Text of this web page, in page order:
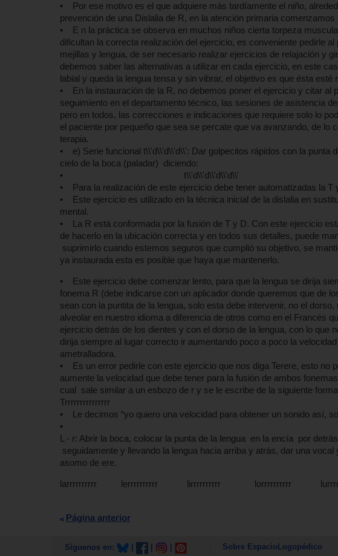
• Por ese motivo es el que adquiere más tardíamente el niño,
prevención de una Dislalia de R, en la atención primaria
• E n la práctica se observa en muchos niños cierta torpeza
dificultan la correcta realización del ejercicio, es conveniente pedirle
mejillas y lengua, de ser necesario realizar ejercicios de relajación y
debemos saber las alternativas a utilizar en cada ejercicio, en este
labial y queda la lengua tensa y sin vibrar, el objetivo es que ésta
• En la instauración de la R, no debemos poner el ejercicio y citar al
seguimiento en el departamento técnico, las sesiones de asistencia
pero en todos, las correcciones e indicaciones que requiere solo lo
el paciente por pequeño que sea se percate que va avanzando, de lo
terapia.
• e) Serie funcional t\\'d\\'d\\'d\\': Dar golpecitos rápidos con la punta
cielo de la boca (paladar) diciendo:
• t\\'d\\'d\\'d\\'d\\'
• Para la realización de este ejercicio debe tener automatizadas la T
• Este ejercicio es utilizado en la técnica inicial de la dislalia en
mental.
• La R está conformada por la fusión de T y D. Con este ejercicio
de hacerlo en la ubicación correcta y en todos sus detalles, puede
suprimirlo cuando estemos seguros que cumplió su objetivo, se
ya instaurada esta es posible que haya que mantenerlo.
• Este ejercicio debe comenzar lento, para que la lengua se dirija
fonema R (debe indicarse con un aplicador donde queremos que de
sean con la puntita de la lengua, solo esta debe intervenir, no el
alveolar en nuestro idioma a diferencia de otros como en el Francés
ejercicio detrás de los dientes y con el dorso de la lengua, con lo que
dirija siempre al lugar correcto ir aumentando poco a poco la
ametralladora.
• Es un error pedirle con este ejercicio que nos diga Terere, esto no
aumente la velocidad que debe tener para la fusión de ambos
cual sale similar a un esbozo de r y se le
Trrrrrrrrrrrrrrr
• Le decimos “yo quiero una velocidad para obtener un sonido así,
•
L - r: Abrir la boca, colocar la punta de la lengua en la encía por
seguidamente y llevando la lengua hacia arriba y atrás, dar una
asomo de ere.
larrrrrrrrrr lerrrrrrrrrr lirrrrrrrrrr lorrrrrrrrrr
Página anterior
Síguenos en: Sobre EspacioLogopédico